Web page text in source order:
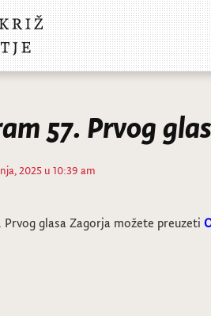
57. Prvog
2025 u 10:39 am
Prvog glasa Zagorja možete preuzeti